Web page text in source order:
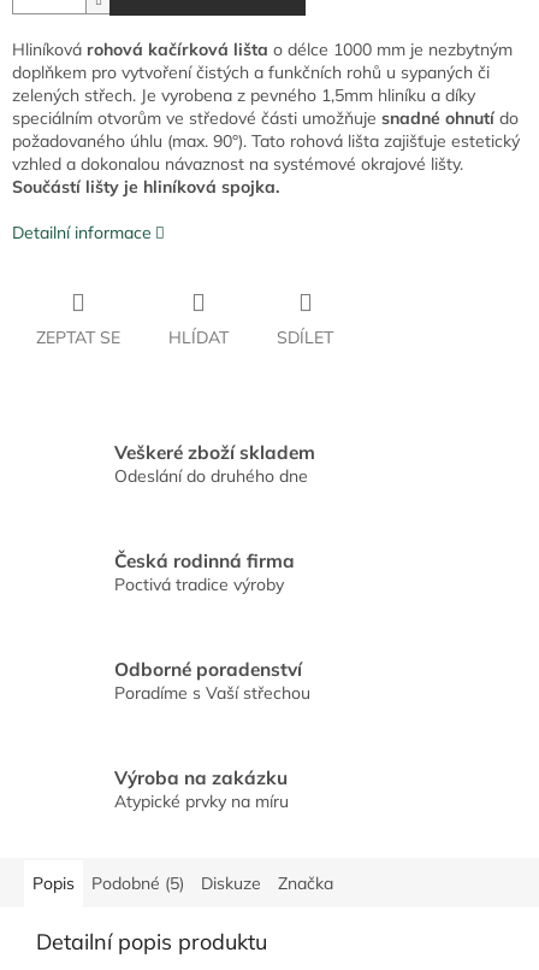
Hliníková rohová kačírková lišta o délce 1000 mm je nezbytným
doplňkem pro vytvoření čistých a funkčních rohů u sypaných či
zelených střech. Je vyrobena z pevného 1,5mm hliníku a díky
speciálním otvorům ve středové části umožňuje snadné ohnutí do
požadovaného úhlu (max. 90°). Tato rohová lišta zajišťuje estetický
vzhled a dokonalou návaznost na systémové okrajové lišty.
Součástí lišty je hliníková spojka.
Detailní informace
ZEPTAT SE HLÍDAT SDÍLET
Veškeré zboží skladem
Odeslání do druhého dne
Česká rodinná firma
Poctivá tradice výroby
Odborné poradenství
Poradíme s Vaší střechou
Výroba na zakázku
Atypické prvky na míru
Popis Podobné (5) Diskuze Značka
Detailní popis produktu